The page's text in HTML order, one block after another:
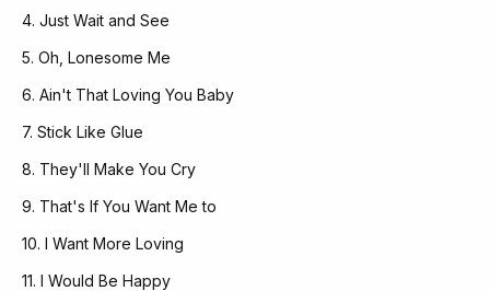
4. Just Wait and See
5. Oh, Lonesome Me
6. Ain't That Loving You Baby
7. Stick Like Glue
8. They'll Make You Cry
9. That's If You Want Me to
10. I Want More Loving
11. I Would Be Happy